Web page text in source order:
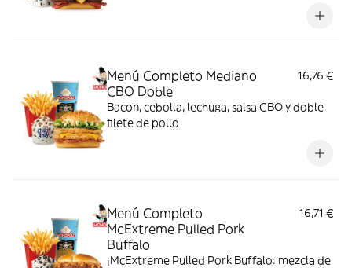
Menú Completo Mediano
CBO Doble
16,76 €
Bacon, cebolla, lechuga, salsa CBO y doble
filete de pollo
Menú Completo
McExtreme Pulled Pork
Buffalo
16,71 €
¡McExtreme Pulled Pork Buffalo: mezcla de